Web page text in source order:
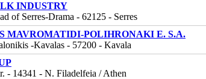
INDUSTRY
of Serres-Drama - 62125 - Serres
MAVROMATIDI-POLIHRONAKI E. S.A.
-Kavalas - 57200 - Kavala
- 14341 - N. Filadelfeia / Athen